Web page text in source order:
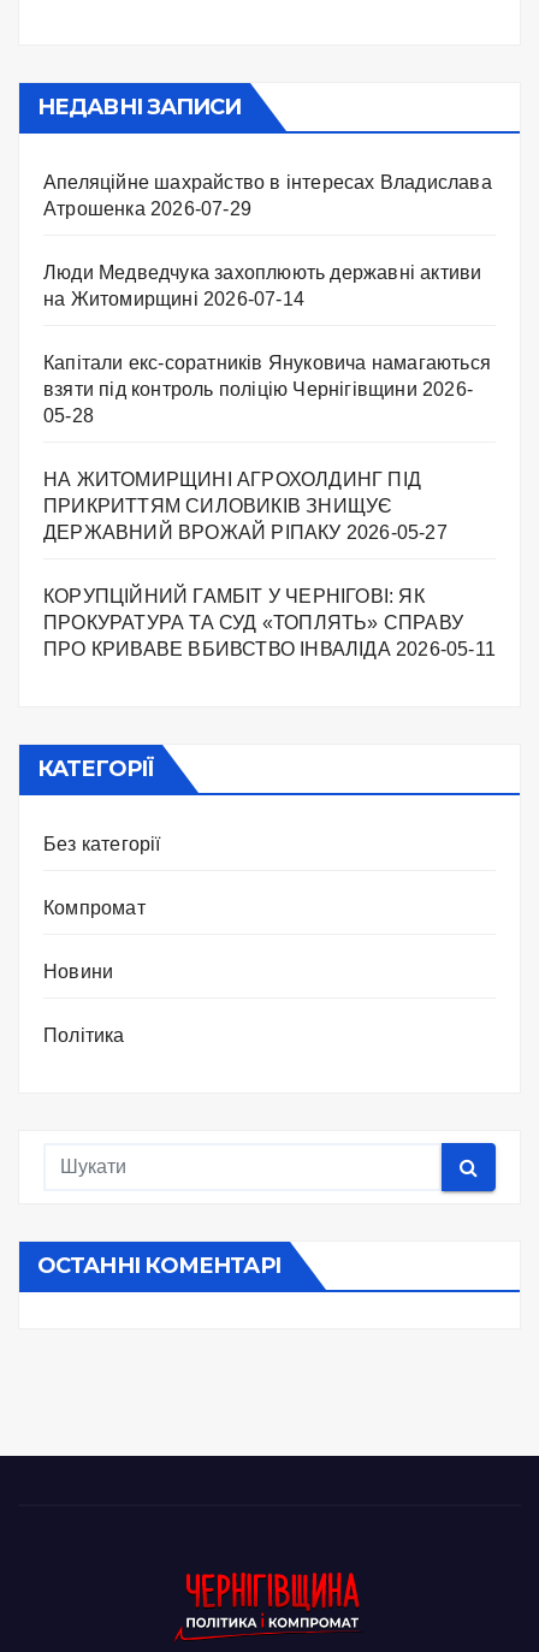
НЕДАВНІ ЗАПИСИ
Апеляційне шахрайство в інтересах Владислава
Атрошенка 2026-07-29
Люди Медведчука захоплюють державні активи
на Житомирщині 2026-07-14
Капітали екс-соратників Януковича намагаються
взяти під контроль поліцію Чернігівщини 2026-
05-28
НА ЖИТОМИРЩИНІ АГРОХОЛДИНГ ПІД
ПРИКРИТТЯМ СИЛОВИКІВ ЗНИЩУЄ
ДЕРЖАВНИЙ ВРОЖАЙ РІПАКУ ​ 2026-05-27
КОРУПЦІЙНИЙ ГАМБІТ У ЧЕРНІГОВІ: ЯК
ПРОКУРАТУРА ТА СУД «ТОПЛЯТЬ» СПРАВУ
ПРО КРИВАВЕ ВБИВСТВО ІНВАЛІДА 2026-05-11
КАТЕГОРІЇ
Без категорії
Компромат
Новини
Політика
ОСТАННІ КОМЕНТАРІ